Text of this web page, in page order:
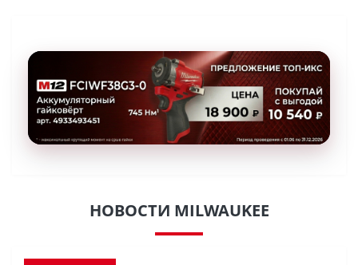
НОВОСТИ MILWAUKEE